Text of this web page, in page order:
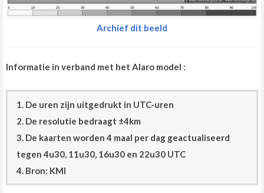
Archief dit beeld
Informatie in verband met het Alaro model :
1. De uren zijn uitgedrukt in UTC-uren
2. De resolutie bedraagt ±4km
3. De kaarten worden 4 maal per dag geactualiseerd
tegen 4u30, 11u30, 16u30 en 22u30 UTC
4. Bron: KMI